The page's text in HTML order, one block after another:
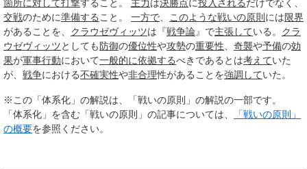
箇所に対して打撃すること。 主力は決勝点に投入されるだけでなく、
交戦のために準備する こと。 一方で このような戦いの原則 には限界
があることを、 クラウゼヴィッツは『戦争論』で主張している。 クラ
ウゼヴィッツとしても防御の優位性や攻勢の重要性 奇襲や予備の効
果が軍事行動において一般的に依拠するべきであるとは考えていた
が、 戦争における不確実性や非合理性があることを強調していた。
※この「体系化」の解説は、「戦いの原則」の解説の一部です。
「体系化」を含む「戦いの原則」の記事については、
「戦いの原則」
の概要を参照ください。